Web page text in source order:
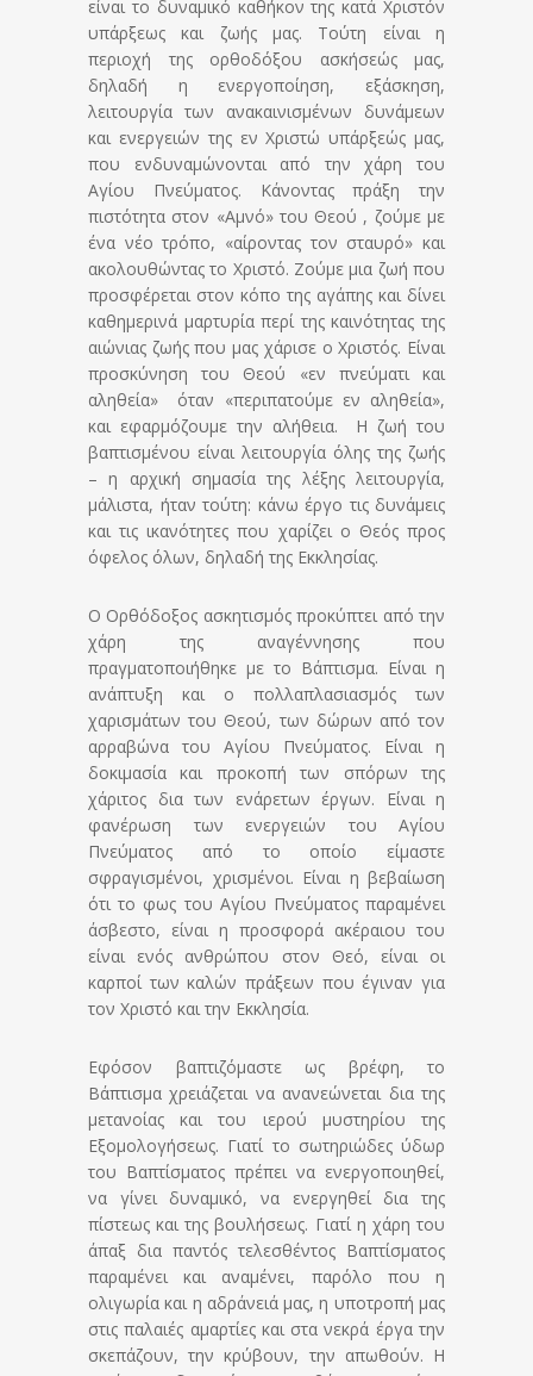
είναι το δυναμικό καθήκον της κατά Χριστόν
υπάρξεως και ζωής μας. Τούτη είναι η
περιοχή της ορθοδόξου ασκήσεώς μας,
δηλαδή η ενεργοποίηση, εξάσκηση,
λειτουργία των ανακαινισμένων δυνάμεων
και ενεργειών της εν Χριστώ υπάρξεώς μας,
που ενδυναμώνονται από την χάρη του
Αγίου Πνεύματος. Κάνοντας πράξη την
πιστότητα στον «Αμνό» του Θεού , ζούμε με
ένα νέο τρόπο, «αίροντας τον σταυρό» και
ακολουθώντας το Χριστό. Ζούμε μια ζωή που
προσφέρεται στον κόπο της αγάπης και δίνει
καθημερινά μαρτυρία περί της καινότητας της
αιώνιας ζωής που μας χάρισε ο Χριστός. Είναι
προσκύνηση του Θεού «εν πνεύματι και
αληθεία» όταν «περιπατούμε εν αληθεία»,
και εφαρμόζουμε την αλήθεια. Η ζωή του
βαπτισμένου είναι λειτουργία όλης της ζωής
– η αρχική σημασία της λέξης λειτουργία,
μάλιστα, ήταν τούτη: κάνω έργο τις δυνάμεις
και τις ικανότητες που χαρίζει ο Θεός προς
όφελος όλων, δηλαδή της Εκκλησίας.
Ο Ορθόδοξος ασκητισμός προκύπτει από την
χάρη της αναγέννησης που
πραγματοποιήθηκε με το Βάπτισμα. Είναι η
ανάπτυξη και ο πολλαπλασιασμός των
χαρισμάτων του Θεού, των δώρων από τον
αρραβώνα του Αγίου Πνεύματος. Είναι η
δοκιμασία και προκοπή των σπόρων της
χάριτος δια των ενάρετων έργων. Είναι η
φανέρωση των ενεργειών του Αγίου
Πνεύματος από το οποίο είμαστε
σφραγισμένοι, χρισμένοι. Είναι η βεβαίωση
ότι το φως του Αγίου Πνεύματος παραμένει
άσβεστο, είναι η προσφορά ακέραιου του
είναι ενός ανθρώπου στον Θεό, είναι οι
καρποί των καλών πράξεων που έγιναν για
τον Χριστό και την Εκκλησία.
Εφόσον βαπτιζόμαστε ως βρέφη, το
Βάπτισμα χρειάζεται να ανανεώνεται δια της
μετανοίας και του ιερού μυστηρίου της
Εξομολογήσεως. Γιατί το σωτηριώδες ύδωρ
του Βαπτίσματος πρέπει να ενεργοποιηθεί,
να γίνει δυναμικό, να ενεργηθεί δια της
πίστεως και της βουλήσεως. Γιατί η χάρη του
άπαξ δια παντός τελεσθέντος Βαπτίσματος
παραμένει και αναμένει, παρόλο που η
ολιγωρία και η αδράνειά μας, η υποτροπή μας
στις παλαιές αμαρτίες και στα νεκρά έργα την
σκεπάζουν, την κρύβουν, την απωθούν. Η